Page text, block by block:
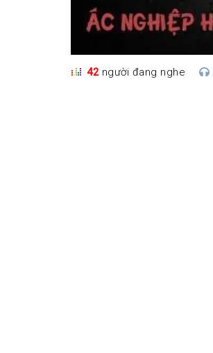
42người đang nghe